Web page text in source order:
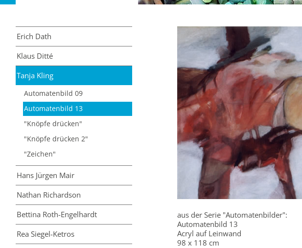
Erich Dath
Klaus Ditté
Tanja Kling
Automatenbild 09
Automatenbild 13
"Knöpfe drücken"
"Knöpfe drücken 2"
"Zeichen"
Hans Jürgen Mair
Nathan Richardson
Bettina Roth-Engelhardt
Rea Siegel-Ketros
aus der Serie "Automatenbilder":
Automatenbild 13
Acryl auf Leinwand
98 x 118 cm